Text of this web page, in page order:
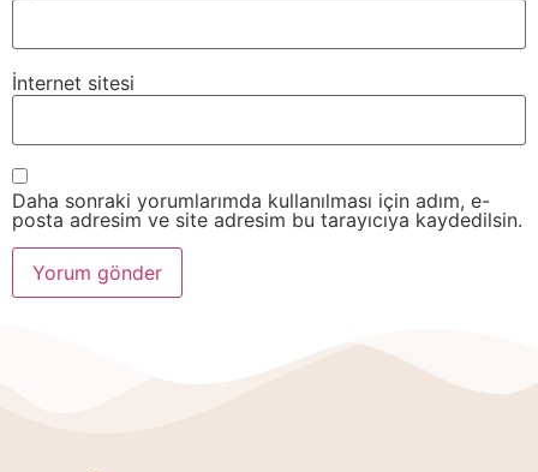
İnternet sitesi
Daha sonraki yorumlarımda kullanılması için adım, e-
posta adresim ve site adresim bu tarayıcıya kaydedilsin.